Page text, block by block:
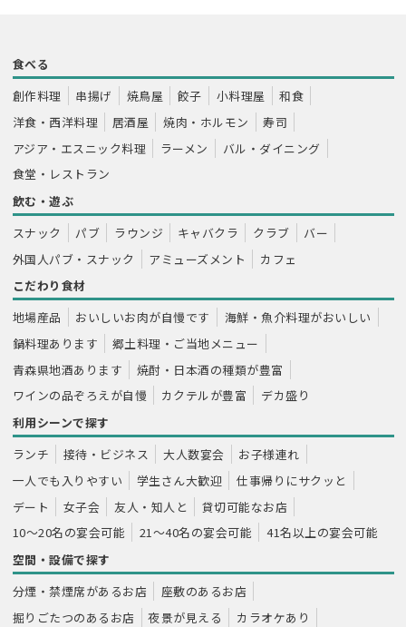
食べる
創作料理
串揚げ 焼鳥屋 餃子 小料理屋
和食
洋食・西洋料理
居酒屋 焼肉・ホルモン
寿司
アジア・エスニック料理
ラーメン
バル・ダイニング
食堂・レストラン
飲む・遊ぶ
スナック
パブ ラウンジ キャバクラ クラブ
バー
外国人パブ・スナック
アミューズメント
カフェ
こだわり食材
地場産品
おいしいお肉が自慢です
海鮮・魚介料理がおいしい
鍋料理あります
郷土料理・ご当地メニュー
青森県地酒あります
焼酎・日本酒の種類が豊富
ワインの品ぞろえが自慢
カクテルが豊富
デカ盛り
利用シーンで探す
ランチ
接待・ビジネス 大人数宴会
お子様連れ
一人でも入りやすい
学生さん大歓迎
仕事帰りにサクッと
デート
女子会 友人・知人と
貸切可能なお店
10～20名の宴会可能
21～40名の宴会可能
41名以上の宴会可能
空間・設備で探す
分煙・禁煙席があるお店
座敷のあるお店
掘りごたつのあるお店
夜景が見える
カラオケあり